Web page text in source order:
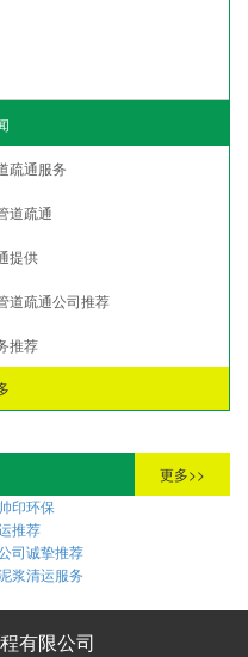
疏通服务
道疏通
提供
道疏通公司推荐
推荐
更多>>
印环保
推荐
司诚挚推荐
浆清运服务
有限公司